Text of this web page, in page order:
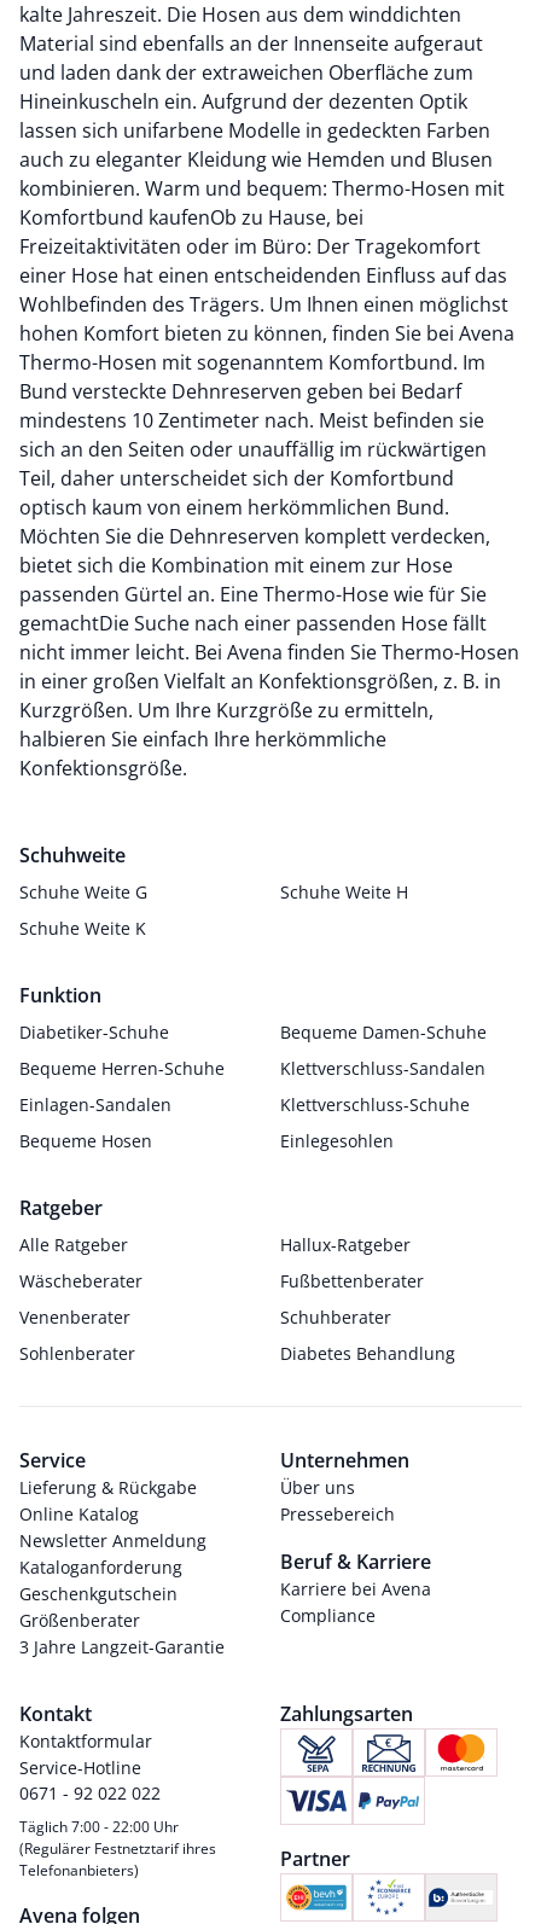
kalte Jahreszeit. Die Hosen aus dem winddichten
Material sind ebenfalls an der Innenseite aufgeraut
und laden dank der extraweichen Oberfläche zum
Hineinkuscheln ein. Aufgrund der dezenten Optik
lassen sich unifarbene Modelle in gedeckten Farben
auch zu eleganter Kleidung wie Hemden und Blusen
kombinieren. Warm und bequem: Thermo-Hosen mit
Komfortbund kaufenOb zu Hause, bei
Freizeitaktivitäten oder im Büro: Der Tragekomfort
einer Hose hat einen entscheidenden Einfluss auf das
Wohlbefinden des Trägers. Um Ihnen einen möglichst
hohen Komfort bieten zu können, finden Sie bei Avena
Thermo-Hosen mit sogenanntem Komfortbund. Im
Bund versteckte Dehnreserven geben bei Bedarf
mindestens 10 Zentimeter nach. Meist befinden sie
sich an den Seiten oder unauffällig im rückwärtigen
Teil, daher unterscheidet sich der Komfortbund
optisch kaum von einem herkömmlichen Bund.
Möchten Sie die Dehnreserven komplett verdecken,
bietet sich die Kombination mit einem zur Hose
passenden Gürtel an. Eine Thermo-Hose wie für Sie
gemachtDie Suche nach einer passenden Hose fällt
nicht immer leicht. Bei Avena finden Sie Thermo-Hosen
in einer großen Vielfalt an Konfektionsgrößen, z. B. in
Kurzgrößen. Um Ihre Kurzgröße zu ermitteln,
halbieren Sie einfach Ihre herkömmliche
Konfektionsgröße.
Schuhweite
Schuhe Weite G
Schuhe Weite H
Schuhe Weite K
Funktion
Diabetiker-Schuhe
Bequeme Damen-Schuhe
Bequeme Herren-Schuhe
Klettverschluss-Sandalen
Einlagen-Sandalen
Klettverschluss-Schuhe
Bequeme Hosen
Einlegesohlen
Ratgeber
Alle Ratgeber
Hallux-Ratgeber
Wäscheberater
Fußbettenberater
Venenberater
Schuhberater
Sohlenberater
Diabetes Behandlung
Service
Lieferung & Rückgabe
Online Katalog
Newsletter Anmeldung
Kataloganforderung
Geschenkgutschein
Größenberater
3 Jahre Langzeit-Garantie
Unternehmen
Über uns
Pressebereich
Beruf & Karriere
Karriere bei Avena
Compliance
Kontakt
Kontaktformular
Service-Hotline
0671 - 92 022 022
Täglich 7:00 - 22:00 Uhr
(Regulärer Festnetztarif ihres
Telefonanbieters)
Avena folgen
Zahlungsarten
Partner